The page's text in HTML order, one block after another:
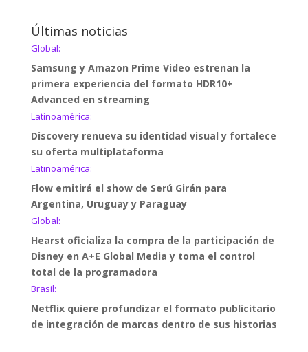
Últimas noticias
Global:
Samsung y Amazon Prime Video estrenan la
primera experiencia del formato HDR10+
Advanced en streaming
Latinoamérica:
Discovery renueva su identidad visual y fortalece
su oferta multiplataforma
Latinoamérica:
Flow emitirá el show de Serú Girán para
Argentina, Uruguay y Paraguay
Global:
Hearst oficializa la compra de la participación de
Disney en A+E Global Media y toma el control
total de la programadora
Brasil:
Netflix quiere profundizar el formato publicitario
de integración de marcas dentro de sus historias